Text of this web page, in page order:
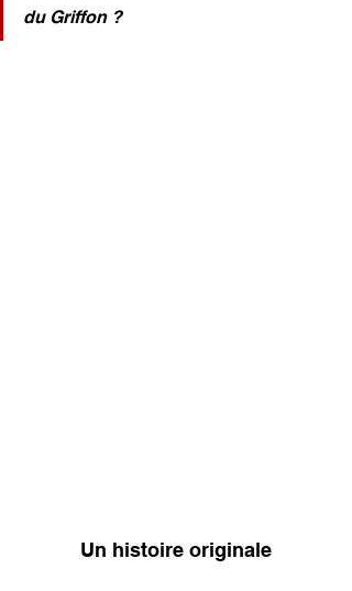
du Griffon ?
Un histoire originale